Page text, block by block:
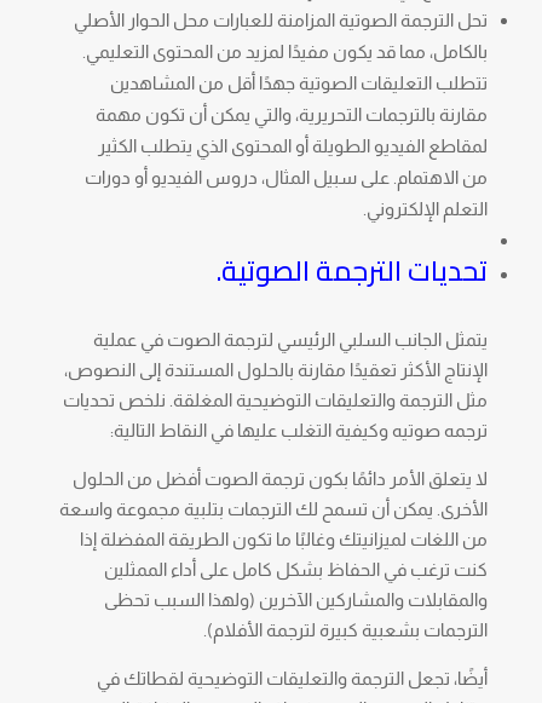
تحل الترجمة الصوتية المزامنة للعبارات محل الحوار الأصلي
بالكامل، مما قد يكون مفيدًا لمزيد من المحتوى التعليمي.
تتطلب التعليقات الصوتية جهدًا أقل من المشاهدين
مقارنة بالترجمات التحريرية، والتي يمكن أن تكون مهمة
لمقاطع الفيديو الطويلة أو المحتوى الذي يتطلب الكثير
من الاهتمام. على سبيل المثال، دروس الفيديو أو دورات
التعلم الإلكتروني.
تحديات الترجمة الصوتية.
يتمثل الجانب السلبي الرئيسي لترجمة الصوت في عملية
الإنتاج الأكثر تعقيدًا مقارنة بالحلول المستندة إلى النصوص،
مثل الترجمة والتعليقات التوضيحية المغلقة. نلخص تحديات
ترجمه صوتيه وكيفية التغلب عليها في النقاط التالية:
لا يتعلق الأمر دائمًا بكون ترجمة الصوت أفضل من الحلول
الأخرى. يمكن أن تسمح لك الترجمات بتلبية مجموعة واسعة
من اللغات لميزانيتك وغالبًا ما تكون الطريقة المفضلة إذا
كنت ترغب في الحفاظ بشكل كامل على أداء الممثلين
والمقابلات والمشاركين الآخرين (ولهذا السبب تحظى
الترجمات بشعبية كبيرة لترجمة الأفلام).
أيضًا، تجعل الترجمة والتعليقات التوضيحية لقطاتك في